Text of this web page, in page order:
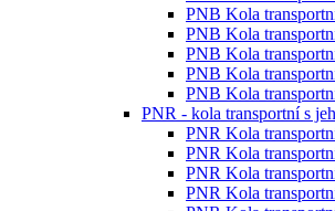
PNB Kola
PNB Kola
PNB Kola
PNB Kola
PNB Kola
PNR - kola transportní s
PNR Kola
PNR Kola
PNR Kola
PNR Kola